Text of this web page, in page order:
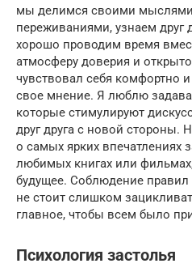
мы делимся своими
переживаниями, узнаем друг
хорошо проводим время
атмосферу доверия и
чувствовал себя комфортно
свое мнение. Я люблю
которые стимулируют
друг друга с новой стороны.
о самых ярких впечатлениях
любимых книгах или
будущее. Соблюдение правил
не стоит слишком
главное, чтобы всем было
Психология застолья